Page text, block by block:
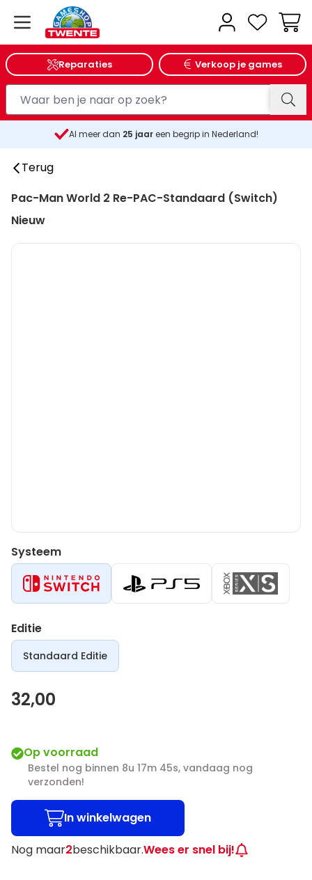
Reparaties Verkoop je games
Al meer dan 25 jaareen begrip in Nederland!
Terug
Pac-Man World 2 Re-PAC-Standaard (Switch)
Nieuw
Systeem
Editie
Standaard Editie
32,00
Op voorraad
Bestel nog binnen 8u 17m 44s, vandaag nog
verzonden!
In winkelwagen
Nog maar2beschikbaar.Wees er snel bij!